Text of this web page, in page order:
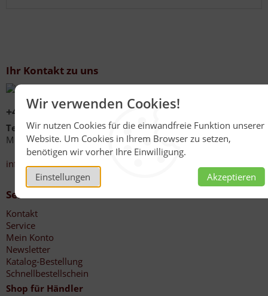
Wir verwenden Cookies!
Wir nutzen Cookies für die einwandfreie Funktion unserer
Website. Um Cookies in Ihrem Browser zu setzen,
benötigen wir vorher Ihre Einwilligung.
Einstellungen Akzeptieren
Ihr Kontakt zu uns
+49 (0)6267 1021
Telefonzeiten
Mo - Fr 08:00 - 12:00 Uhr
13:30 - 17:00 Uhr
info@honig-reinmuth.de
Service
Kontakt
Service
Mein Konto
Newsletter
Katalog-Bestellung
Schnellbestellschein
Shop für Händler